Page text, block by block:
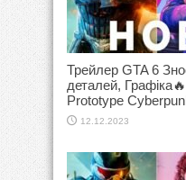
Трейлер GTA 6
деталей,
Prototype
12.12.2023